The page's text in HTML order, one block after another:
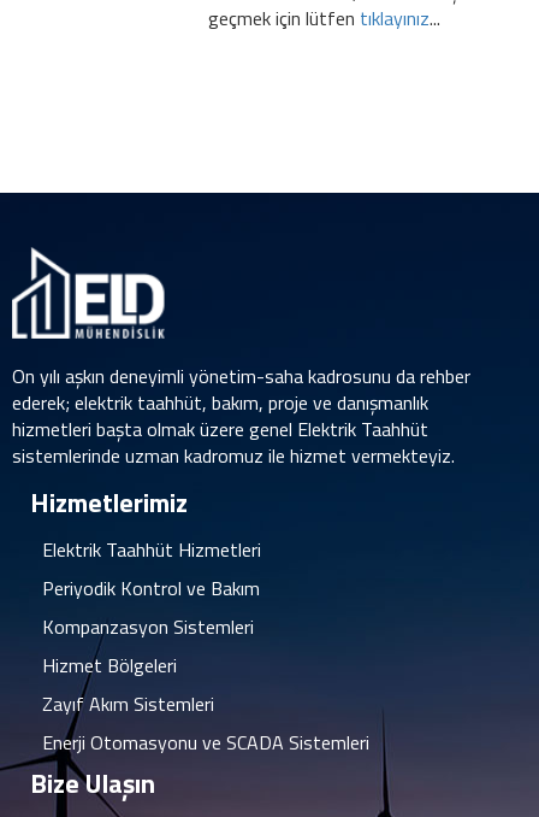
geçmek için lütfen tıklayınız...
On yılı aşkın deneyimli yönetim-saha kadrosunu da rehber
ederek; elektrik taahhüt, bakım, proje ve danışmanlık
hizmetleri başta olmak üzere genel Elektrik Taahhüt
sistemlerinde uzman kadromuz ile hizmet vermekteyiz.
Hizmetlerimiz
Elektrik Taahhüt Hizmetleri
Periyodik Kontrol ve Bakım
Kompanzasyon Sistemleri
Hizmet Bölgeleri
Zayıf Akım Sistemleri
Enerji Otomasyonu ve SCADA Sistemleri
Bize Ulaşın